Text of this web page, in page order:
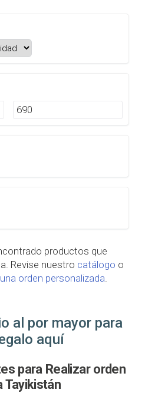
productos que
Revise nuestro catálogo o
una orden personalizada.
al por mayor para
aquí
para Realizar orden
Tayikistán